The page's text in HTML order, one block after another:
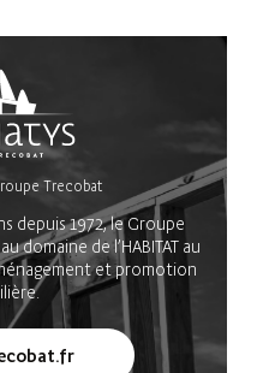
Trecobat
depuis 1972, le Groupe
domaine de l’HABITAT au
et promotion